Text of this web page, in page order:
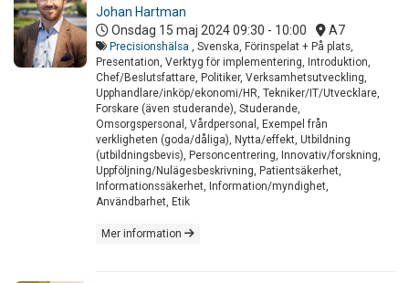
Johan Hartman
Onsdag 15 maj 202409:30 - 10:00 A7
Precisionshälsa
, Svenska, Förinspelat + På plats,
Presentation, Verktyg för implementering, Introduktion,
Chef/Beslutsfattare, Politiker, Verksamhetsutveckling,
Upphandlare/inköp/ekonomi/HR, Tekniker/IT/Utvecklare,
Forskare (även studerande), Studerande,
Omsorgspersonal, Vårdpersonal, Exempel från
verkligheten (goda/dåliga), Nytta/effekt, Utbildning
(utbildningsbevis), Personcentrering, Innovativ/forskning,
Uppföljning/Nulägesbeskrivning, Patientsäkerhet,
Informationssäkerhet, Information/myndighet,
Användbarhet, Etik
Mer information